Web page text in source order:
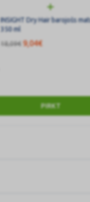
INSIGHT Dry Hair barojošs
350 ml
18,09€ 9,04€
PIRKT